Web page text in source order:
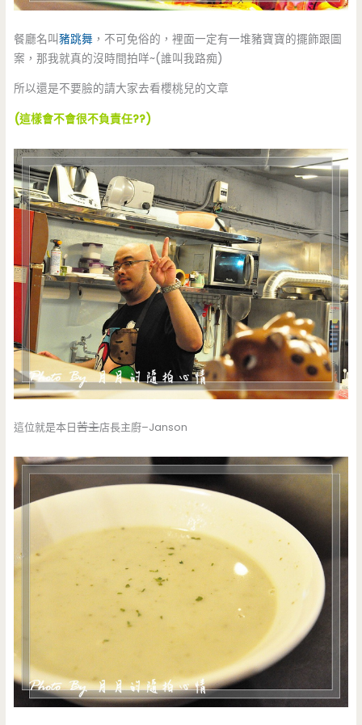
餐廳名叫豬跳舞 ，不可免俗的，裡面一定有一堆豬寶寶的擺飾跟圖
案，那我就真的沒時間拍咩~(誰叫我路痴)
所以還是不要臉的請大家去看櫻桃兒的文章
(這樣會不會很不負責任??)
這位就是本日苦主店長主廚–Janson